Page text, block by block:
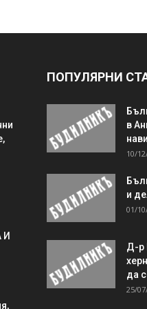
И
ПОПУЛЯРНИ
в
10/
и
01/
Д-р
да
25/